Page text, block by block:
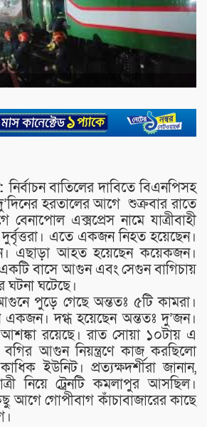
নির্বাচন বাতিলের দাবিতে বিএনপিসহ
হরতালের আগে শুক্রবার রাতে
বেনাপোল এক্সপ্রেস নামে যাত্রীবাহী
এতে একজন নিহত হয়েছেন।
এছাড়া আহত হয়েছেন কয়েকজন।
বাসে আগুন এবং সেগুন বাগিচায়
ঘটেছে।
পুড়ে গেছে অন্ততঃ ৫টি কামরা।
দগ্ধ হয়েছেন অন্ততঃ দু’জন।
রয়েছে। রাত সোয়া ১০টায় এ
বগির আগুন নিয়ন্ত্রণে কাজ করছিলো
ইউনিট। প্রত্যক্ষদর্শীরা জানান,
নিয়ে ট্রেনটি কমলাপুর আসছিল।
আগে গোপীবাগ কাঁচাবাজারের কাছে